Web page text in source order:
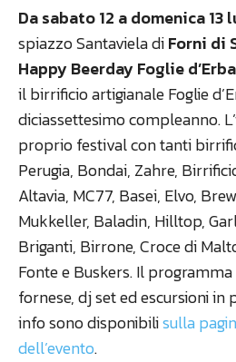
Da sabato 12 a domenica 13
spiazzo Santaviela diForni di
Happy Beerday Foglie d’Erba
il birrificio artigianale Foglie
diciassettesimo compleanno.
proprio festival con tanti
Perugia, Bondai, Zahre,
Altavia, MC77, Basei, Elvo,
Mukkeller, Baladin, Hilltop,
Briganti, Birrone, Croce di
Fonte e Buskers. Il
fornese, dj set ed escursioni in
info sono disponibilisulla
dell’evento.